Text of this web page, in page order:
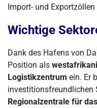
Import- und Exportzöllen
Wichtige
Dank des Hafens von
Position als
Logistikzentrum ein. Er
investitionsfreundlichen
Regionalzentrale für